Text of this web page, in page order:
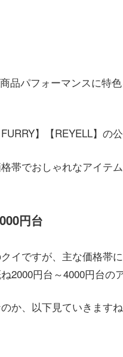
品パフォーマンスに特
】【REYELL】の
帯でおしゃれなアイテ
円台
イですが、主な価格帯
2000円台～4000円台の
か、以下見ていきますね